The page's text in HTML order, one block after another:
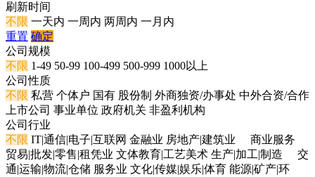
刷新时间
不限 一天内 一周内 两周内 一月内
重置 确定
公司规模
不限 1-49 50-99 100-499 500-999 1000以上
公司性质
不限 私营 个体户 国有 股份制 外商独资/办事处 中外合资/合作
上市公司 事业单位 政府机关 非盈利机构
公司行业
不限 IT|通信|电子|互联网 金融业 房地产|建筑业
商业服务
贸易|批发|零售|租凭业 文体教育|工艺美术 生产|加工|制造
交
通|运输|物流|仓储 服务业 文化|传媒|娱乐|体育 能源|矿产|环